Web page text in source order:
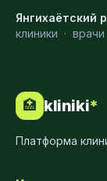
Янгихаётский
клиники · врачи
🏥 kliniki*
Платформа